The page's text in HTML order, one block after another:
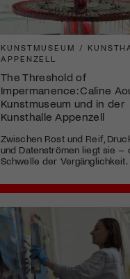
KUNSTMUSEUM /
APPENZELL
The Threshold of
Impermanence: Caline
Kunstmuseum und in der
Kunsthalle Appenzell
Zwischen Rost und Reif,
und Datenströmen liegt sie –
Schwelle der Vergänglichkeit.